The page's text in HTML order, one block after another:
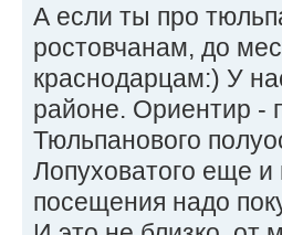
А если ты про
ростовчанам, до
краснодарцам:) У
районе. Ориентир -
Тюльпанового
Лопуховатого еще и
посещения надо